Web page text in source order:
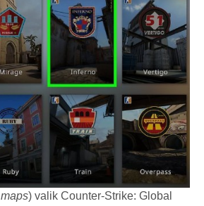
maps) valik Counter-Strike: Global